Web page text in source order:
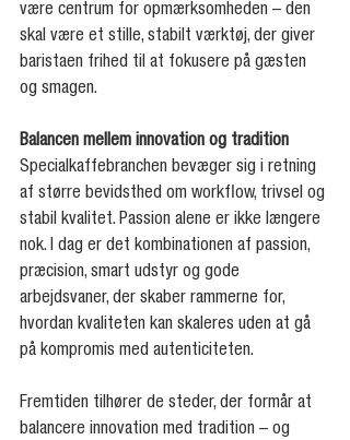
være centrum for opmærksomheden – den
skal være et stille, stabilt værktøj, der giver
baristaen frihed til at fokusere på gæsten
og smagen.
Balancen mellem innovation og tradition
Specialkaffebranchen bevæger sig i retning
af større bevidsthed om workflow, trivsel og
stabil kvalitet. Passion alene er ikke længere
nok. I dag er det kombinationen af passion,
præcision, smart udstyr og gode
arbejdsvaner, der skaber rammerne for,
hvordan kvaliteten kan skaleres uden at gå
på kompromis med autenticiteten.
Fremtiden tilhører de steder, der formår at
balancere innovation med tradition – og